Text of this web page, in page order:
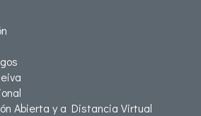
Abierta y a Distancia Virtual